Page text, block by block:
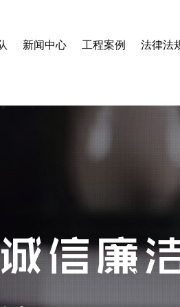
新闻中心 工程案例 法律法